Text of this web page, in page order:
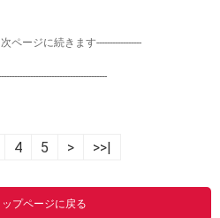
ページに続きます-----------------
4 5 > >>|
ップページに戻る